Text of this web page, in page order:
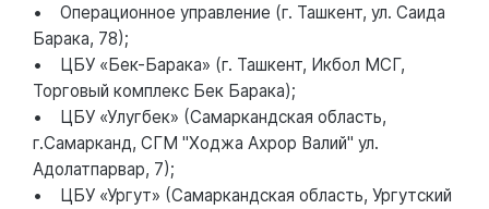
• Операционное управление (г. Ташкент, ул. Саида
Барака, 78);
• ЦБУ «Бек-Барака» (г. Ташкент, Икбол МСГ,
Торговый комплекс Бек Барака);
• ЦБУ «Улугбек» (Самаркандская область,
г.Самарканд, СГМ "Ходжа Ахрор Валий" ул.
Адолатпарвар, 7);
• ЦБУ «Ургут» (Самаркандская область, Ургутский